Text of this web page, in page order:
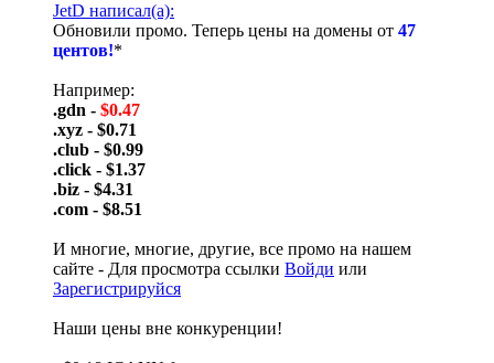
JetD написал(а):
Обновили промо. Теперь цены на домены от 47
центов!*
Например:
.gdn - $0.47
.xyz - $0.71
.club - $0.99
.click - $1.37
.biz - $4.31
.com - $8.51
И многие, многие, другие, все промо на нашем
сайте - Для просмотра ссылки Войди или
Зарегистрируйся
Наши цены вне конкуренции!